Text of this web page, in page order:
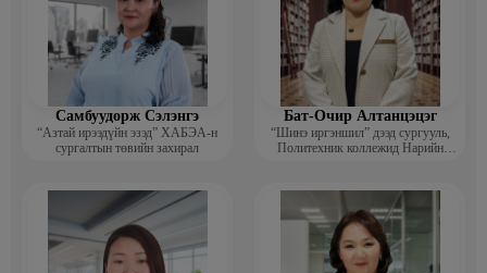
Самбуудорж Сэлэнгэ
“Азтай ирээдүйн эзэд” ХАБЭА-н
сургалтын төвийн захирал
Бат-Очир Алтанцэцэг
“Шинэ иргэншил” дээд сургууль,
Политехник коллежид Нарийн
багш